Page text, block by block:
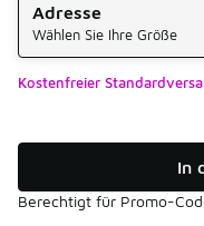
Adresse
Wählen Sie Ihre Größe
Kostenfreier
In
Berechtigt für Promo-